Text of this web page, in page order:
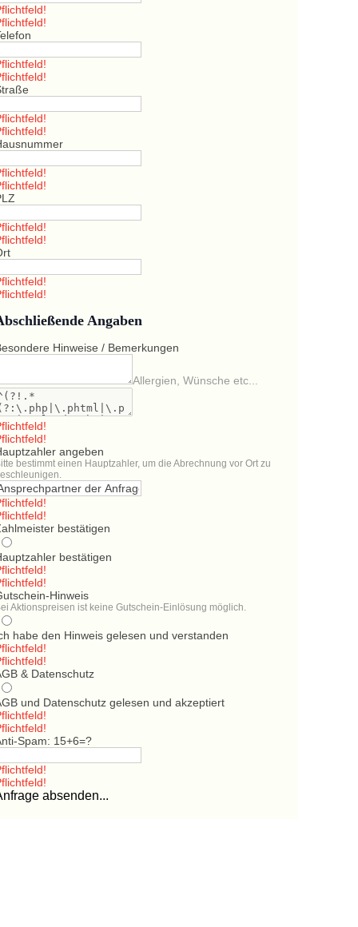
Angaben
Hinweise / Bemerkungen
Allergien, Wünsche etc...
angeben
bestimmt einen Hauptzahler, um die Abrechnung vor Ort zu
bestätigen
bestätigen
Hinweis
Aktionspreisen ist keine Gutschein-Einlösung möglich.
habe den Hinweis gelesen und verstanden
& Datenschutz
und Datenschutz gelesen und akzeptiert
Spam: 15+6=?
absenden...